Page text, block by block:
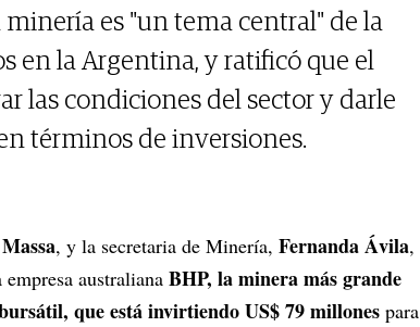
minería es "un tema central" de la
en la Argentina, y ratificó que el
las condiciones del sector y darle
términos de inversiones.
, y la secretaria de Minería, Fernanda Ávila,
australiana BHP, la minera más grande
que está invirtiendo US$ 79 millones para